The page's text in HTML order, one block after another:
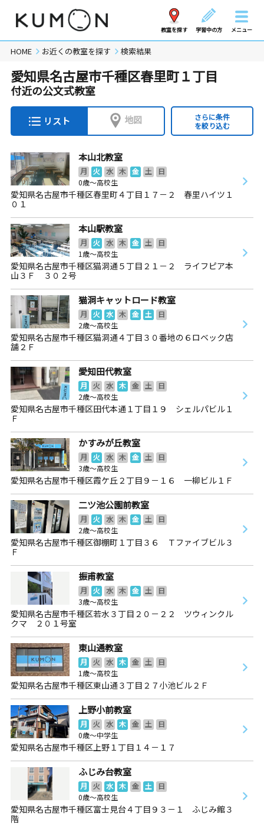
教室を探す 学習中の方 メニュー
HOME お近くの教室を探す 検索結果
愛知県名古屋市千種区春里町１丁目
付近の公文式教室
リスト 地図
さらに条件
を絞り込む
本山北教室
月 火 水 木 金 土
日
0歳～高校生
愛知県名古屋市千種区春里町４丁目１７－２ 春里ハイツ１
０１
本山駅教室
月 火 水 木 金 土
日
1歳～高校生
愛知県名古屋市千種区猫洞通５丁目２１－２ ライフピア本
山３Ｆ ３０２号
猫洞キャットロード教室
月 火 水 木 金 土
日
2歳～高校生
愛知県名古屋市千種区猫洞通４丁目３０番地の６ロベック店
舗２Ｆ
愛知田代教室
月 火 水 木 金 土
日
2歳～高校生
愛知県名古屋市千種区田代本通１丁目１９ シェルパビル１
Ｆ
かすみが丘教室
月 火 水 木 金 土
日
3歳～高校生
愛知県名古屋市千種区霞ケ丘２丁目９－１６ 一柳ビル１Ｆ
二ツ池公園前教室
月 火 水 木 金 土
日
2歳～高校生
愛知県名古屋市千種区御棚町１丁目３６ Ｔファイブビル３
Ｆ
振甫教室
月 火 水 木 金 土
日
3歳～高校生
愛知県名古屋市千種区若水３丁目２０－２２ ツウィンクル
クマ ２０１号室
東山通教室
月 火 水 木 金 土
日
1歳～高校生
愛知県名古屋市千種区東山通３丁目２７小池ビル２Ｆ
上野小前教室
月 火 水 木 金 土
日
0歳～中学生
愛知県名古屋市千種区上野１丁目１４－１７
ふじみ台教室
月 火 水 木 金 土
日
0歳～高校生
愛知県名古屋市千種区富士見台４丁目９３－１ ふじみ館３
階